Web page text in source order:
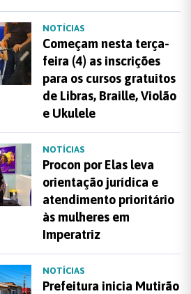
NOTÍCIAS
Começam nesta terça-
feira (4) as inscrições
para os cursos gratuitos
de Libras, Braille, Violão
e Ukulele
NOTÍCIAS
Procon por Elas leva
orientação jurídica e
atendimento prioritário
às mulheres em
Imperatriz
NOTÍCIAS
Prefeitura inicia Mutirão